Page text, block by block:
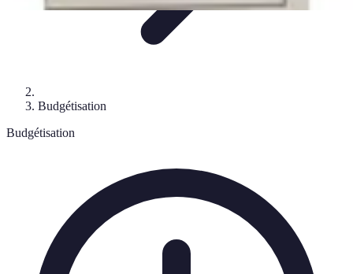
Budgétisation
Budgétisation